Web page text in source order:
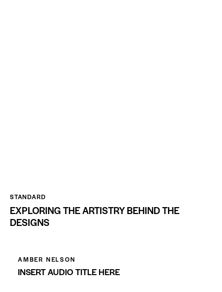
STANDARD
EXPLORING THE ARTISTRY BEHIND THE
DESIGNS
AMBER NELSON
INSERT AUDIO TITLE HERE